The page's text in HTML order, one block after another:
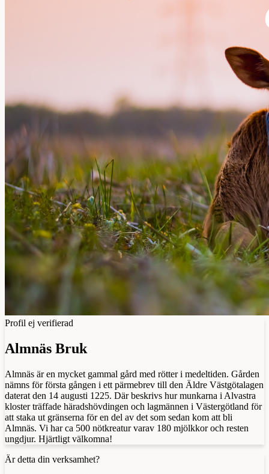
Profil ej verifierad
Almnäs Bruk
Almnäs är en mycket gammal gård med rötter i medeltiden. Gården
nämns för första gången i ett pärmebrev till den Äldre Västgötalagen
daterat den 14 augusti 1225. Där beskrivs hur munkarna i Alvastra
kloster träffade häradshövdingen och lagmännen i Västergötland för
att staka ut gränserna för en del av det som sedan kom att bli
Almnäs. Vi har ca 500 nötkreatur varav 180 mjölkkor och resten
ungdjur. Hjärtligt välkomna!
Är detta din verksamhet?